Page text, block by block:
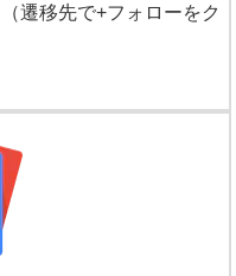
（遷移先で+フォローをク